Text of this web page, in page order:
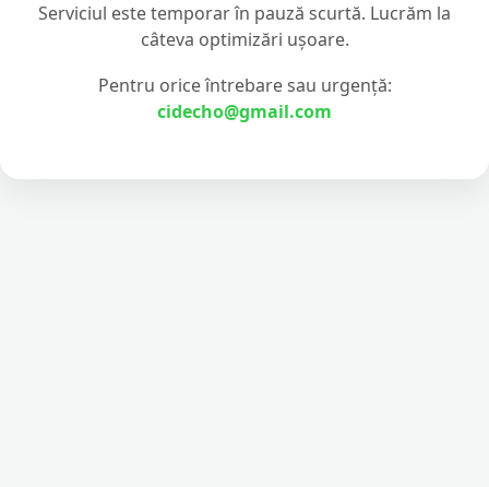
Serviciul este temporar în pauză scurtă. Lucrăm la
câteva optimizări ușoare.
Pentru orice întrebare sau urgență:
cidecho@gmail.com